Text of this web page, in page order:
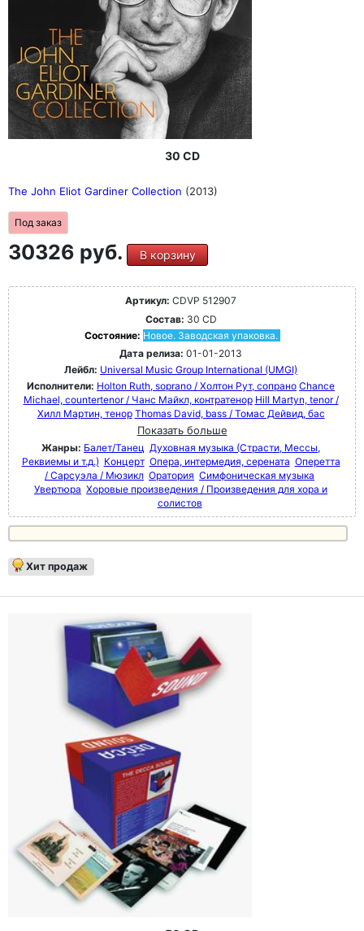
30 CD
The John Eliot Gardiner Collection (2013)
Под заказ
30326 руб. В корзину
Артикул: CDVP 512907
Состав: 30 CD
Состояние: Новое. Заводская упаковка.
Дата релиза: 01-01-2013
Лейбл: Universal Music Group International (UMGI)
Исполнители: Holton Ruth, soprano / Холтон Рут, сопрано Chance
Michael, countertenor / Чанс Майкл, контратенор Hill Martyn, tenor /
Хилл Мартин, тенор Thomas David, bass / Томас Дейвид, бас
Показать больше
Жанры: Балет/Танец Духовная музыка (Страсти, Мессы,
Реквиемы и т.д.) Концерт Опера, интермедия, серената Оперетта
/ Сарсуэла / Мюзикл Оратория Симфоническая музыка
Увертюра Хоровые произведения / Произведения для хора и
солистов
Хит продаж